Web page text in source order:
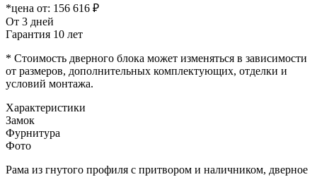
*цена от: 156 616 ₽
От 3 дней
Гарантия 10 лет
* Стоимость дверного блока может изменяться в зависимости
от размеров, дополнительных комплектующих, отделки и
условий монтажа.
Характеристики
Замок
Фурнитура
Фото
Рама из гнутого профиля с притвором и наличником, дверное